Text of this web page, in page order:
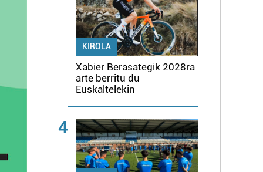
KIROLA
Xabier Berasategik 2028ra
arte berritu du
Euskaltelekin
4